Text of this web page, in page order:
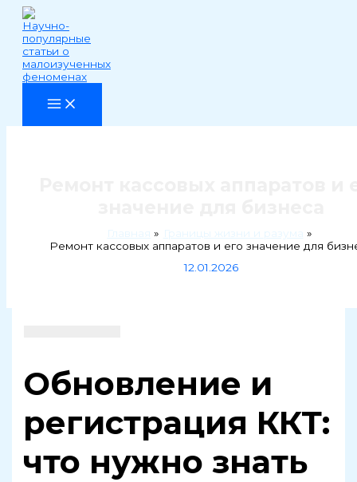
Перейти
содержимому
Главная
Границы жизни и разума
Ремонт кассовых аппаратов и его значение для
12.01.2026
Обновление и
регистрация ККТ:
что нужно знать